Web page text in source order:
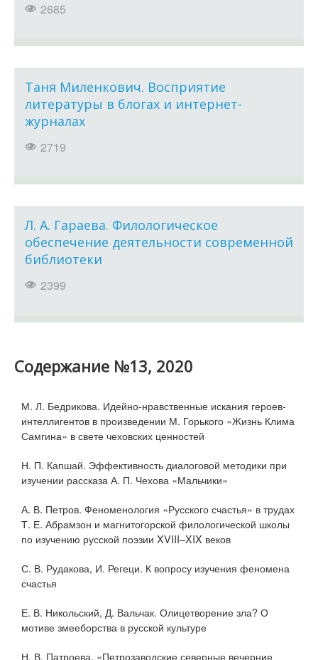
2685
Таня Миленкович. Восприятие
литературы в блогах и интернет-
журналах
2719
Л. А. Гараева. Филологическое
обеспечение деятельности современной
библиотеки
2399
Содержание №13, 2020
М. Л. Бедрикова. Идейно-нравственные искания героев-
интеллигентов в произведении М. Горького «Жизнь Клима
Самгина» в свете чеховских ценностей
Н. П. Капшай. Эффективность диалоговой методики при
изучении рассказа А. П. Чехова «Мальчики»
А. В. Петров. Феноменология «Русского счастья» в трудах
Т. Е. Абрамзон и магнитогорской филологической школы
по изучению русской поэзии XVIII–XIX веков
С. В. Рудакова, И. Регеци. К вопросу изучения феномена
счастья
Е. В. Никольский, Д. Вальчак. Олицетворение зла? О
мотиве змееборства в русской культуре
Н. В. Патроева. «Петрозаводские северные вечерние